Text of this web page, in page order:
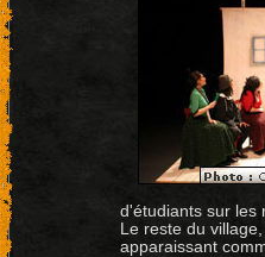
d'étudiants sur les
Le reste du
apparaissant